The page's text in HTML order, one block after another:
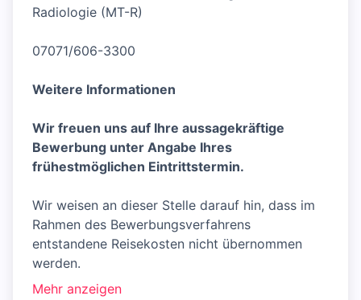
Radiologie (MT-R)
07071/606-3300
Weitere Informationen
Wir freuen uns auf Ihre aussagekräftige
Bewerbung unter Angabe Ihres
frühestmöglichen Eintrittstermin.
Wir weisen an dieser Stelle darauf hin, dass im
Rahmen des Bewerbungsverfahrens
entstandene Reisekosten nicht übernommen
werden.
Mehr anzeigen